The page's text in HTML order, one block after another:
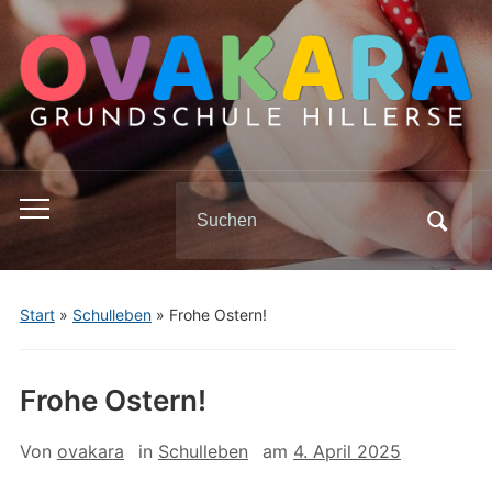
Toggle
menu
Search
for:
Start» Schulleben» Frohe Ostern!
Frohe Ostern!
Von ovakara in Schulleben am 4. April 2025